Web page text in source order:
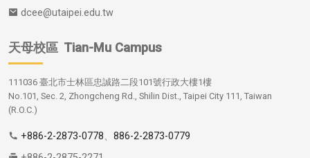
dcee@utaipei.edu.tw
天母校區 Tian-Mu Campus
111036 臺北市士林區忠誠路二段101號行政大樓1樓
No.101, Sec. 2, Zhongcheng Rd., Shilin Dist., Taipei City 111, Taiwan
(R.O.C.)
+886-2-2873-0778、 886-2-2873-0779